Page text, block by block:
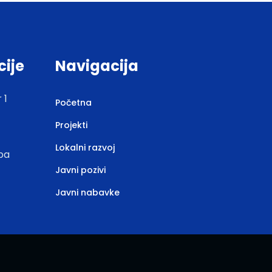
Navigacija
Početna
Projekti
Lokalni razvoj
Javni pozivi
Javni nabavke